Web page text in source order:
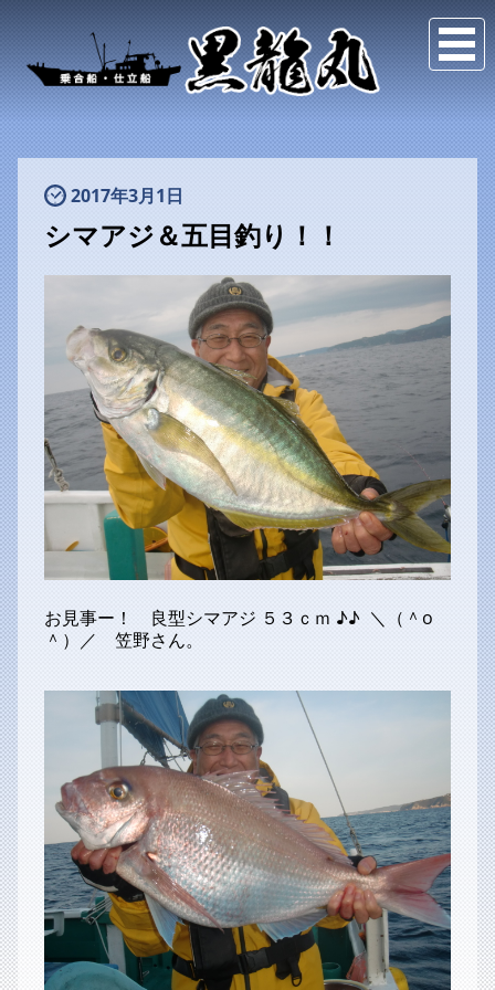
2017年3月1日
シマアジ＆五目釣り！！
お見事ー！ 良型シマアジ ５３ｃｍ ♪♪ ＼（＾o
＾）／ 笠野さん。